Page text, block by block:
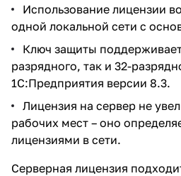
Использование лицензии
одной локальной сети с
Ключ защиты
разрядного, так и 32-
1С:Предприятия версии 8.3.
Лицензия на сервер не
рабочих мест – оно
лицензиями в сети.
Серверная лицензия